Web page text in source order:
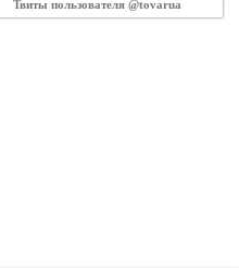
Твиты пользователя @tovarua